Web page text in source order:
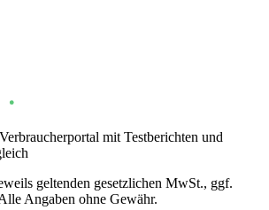
mit Testberichten und
geltenden gesetzlichen MwSt., ggf.
Angaben ohne Gewähr.